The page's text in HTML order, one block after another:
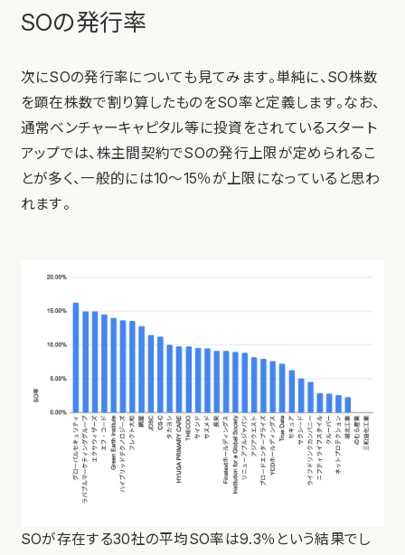
SOの発行率
次にSOの発行率についても見てみます。単純に、SO株数
を顕在株数で割り算したものをSO率と定義します。なお、
通常ベンチャーキャピタル等に投資をされているスタート
アップでは、株主間契約でSOの発行上限が定められるこ
とが多く、一般的には10〜15％が上限になっていると思わ
れます。
SOが存在する30社の平均SO率は9.3％という結果でし